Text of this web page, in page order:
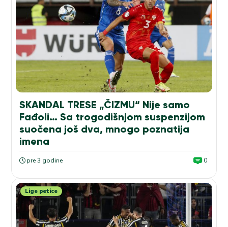
SKANDAL TRESE „ČIZMU“ Nije samo
Fađoli… Sa trogodišnjom suspenzijom
suočena još dva, mnogo poznatija
imena
pre 3 godine 0
Lige petice